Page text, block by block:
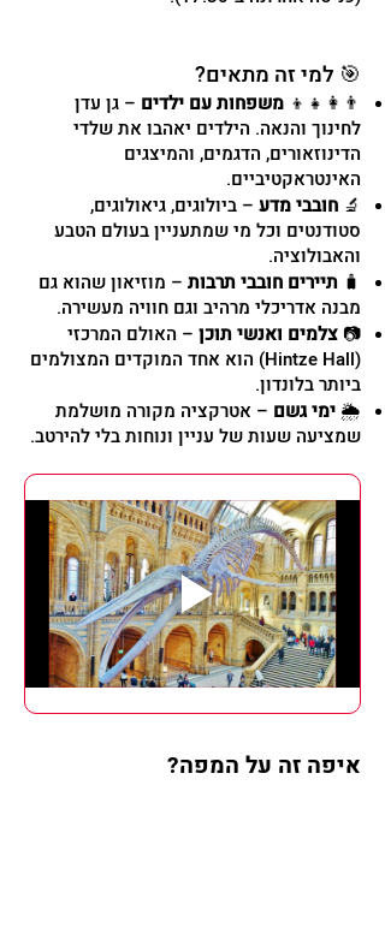
🎯 למי זה מתאים?
👨‍👩‍👧‍👦 משפחות עם ילדים – גן עדן
לחינוך והנאה. הילדים יאהבו את שלדי
הדינוזאורים, הדגמים, והמיצגים
האינטראקטיביים.
🔬 חובבי מדע – ביולוגים, גיאולוגים,
סטודנטים וכל מי שמתעניין בעולם הטבע
והאבולוציה.
🧳 תיירים חובבי תרבות – מוזיאון שהוא גם
מבנה אדריכלי מרהיב וגם חוויה מעשירה.
📷צלמים ואנשי תוכן – האולם המרכזי
(Hintze Hall) הוא אחד המוקדים המצולמים
ביותר בלונדון.
🌦️ ימי גשם – אטרקציה מקורה מושלמת
שמציעה שעות של עניין ונוחות בלי להירטב.
איפה זה על המפה?